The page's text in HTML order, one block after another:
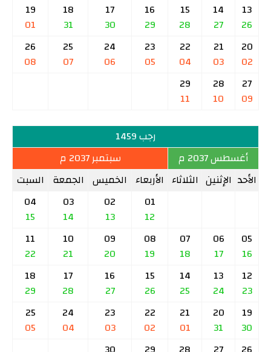
13
26
14
27
15
28
16
29
17
30
18
31
19
01
20
02
21
03
22
04
23
05
24
06
25
07
26
08
27
09
28
10
29
11
رجب 1459
أغسطس 2037 م
سبتمبر 2037 م
الأحد الإثنين الثلاثاء الأربعاء الخميس الجمعة السبت
01
12
02
13
03
14
04
15
05
16
06
17
07
18
08
19
09
20
10
21
11
22
12
23
13
24
14
25
15
26
16
27
17
28
18
29
19
30
20
31
21
01
22
02
23
03
24
04
25
05